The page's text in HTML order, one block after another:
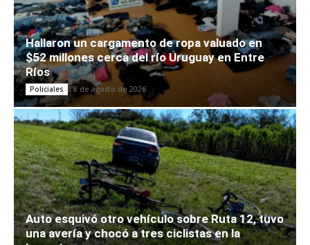
Hallaron un cargamento de ropa valuado en
$52 millones cerca del río Uruguay en Entre
Ríos
Policiales 8 de agosto de 2026
Auto esquivó otro vehículo sobre Ruta 12, tuvo
una avería y chocó a tres ciclistas en la